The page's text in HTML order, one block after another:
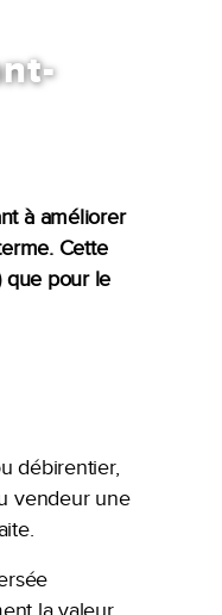
à améliorer
Cette
que pour le
débirentier,
vendeur une